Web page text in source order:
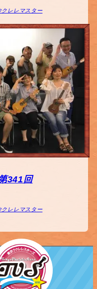
クレレマスター
341回
クレレマスター